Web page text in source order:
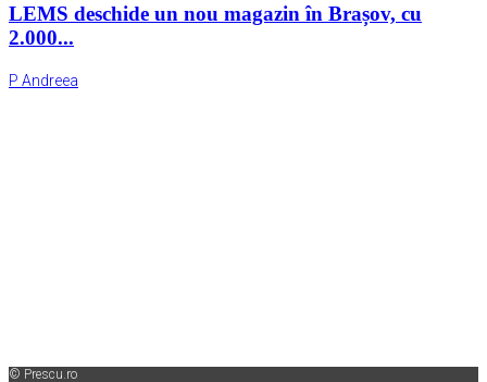
LEMS deschide un nou magazin în Brașov, cu
2.000...
P Andreea
© Prescu.ro